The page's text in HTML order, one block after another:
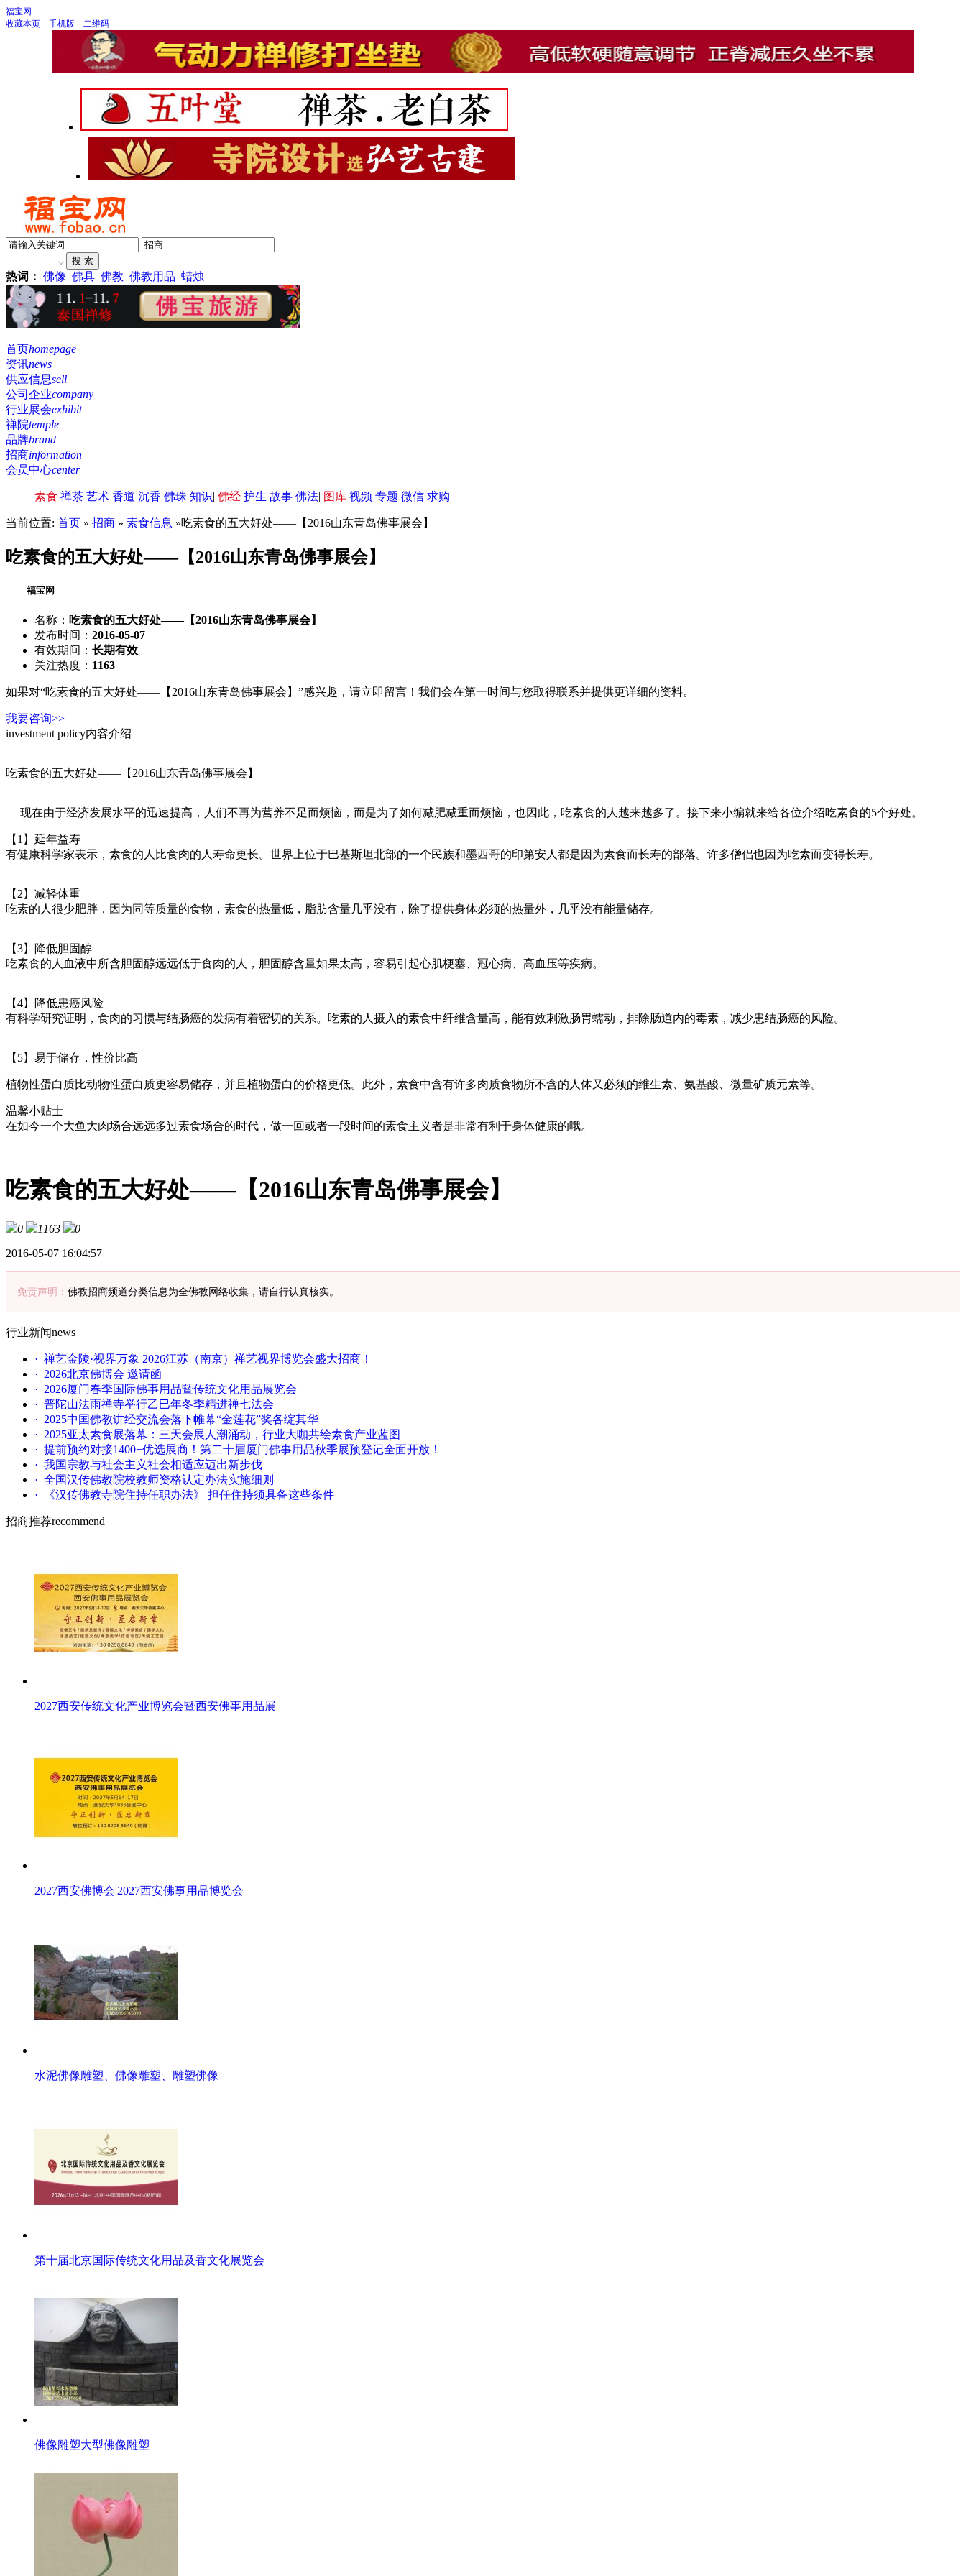
福宝网
收藏本页
手机版 二维码
热词： 佛像 佛具 佛教 佛教用品 蜡烛
首页homepage
资讯news
供应信息sell
公司企业company
行业展会exhibit
禅院temple
品牌brand
招商information
会员中心center
素食 禅茶 艺术 香道 沉香 佛珠 知识| 佛经 护生 故事 佛法| 图库 视频 专题 微信 求购
当前位置: 首页 » 招商 » 素食信息 »吃素食的五大好处——【2016山东青岛佛事展会】
吃素食的五大好处——【2016山东青岛佛事展会】
—— 福宝网 ——
名称： 吃素食的五大好处——【2016山东青岛佛事展会】
发布时间： 2016-05-07
有效期间： 长期有效
关注热度： 1163
如果对“吃素食的五大好处——【2016山东青岛佛事展会】 ”感兴趣，请立即留言！我们会在第一时间与您取得联系并提供更详细的资料。
我要咨询>>
investment policy内容介绍
吃素食的五大好处——【2016山东青岛佛事展会】
现在由于经济发展水平的迅速提高，人们不再为营养不足而烦恼，而是为了如何减肥减重而烦恼，也因此，吃素食的人越来越多了。接下来小编就来给各位介绍吃素食的5个好处。
【1】延年益寿
有健康科学家表示，素食的人比食肉的人寿命更长。世界上位于巴基斯坦北部的一个民族和墨西哥的印第安人都是因为素食而长寿的部落。许多僧侣也因为吃素而变得长寿。
【2】减轻体重
吃素的人很少肥胖，因为同等质量的食物，素食的热量低，脂肪含量几乎没有，除了提供身体必须的热量外，几乎没有能量储存。
【3】降低胆固醇
吃素食的人血液中所含胆固醇远远低于食肉的人，胆固醇含量如果太高，容易引起心肌梗塞、冠心病、高血压等疾病。
【4】降低患癌风险
有科学研究证明，食肉的习惯与结肠癌的发病有着密切的关系。吃素的人摄入的素食中纤维含量高，能有效刺激肠胃蠕动，排除肠道内的毒素，减少患结肠癌的风险。
【5】易于储存，性价比高
植物性蛋白质比动物性蛋白质更容易储存，并且植物蛋白的价格更低。此外，素食中含有许多肉质食物所不含的人体又必须的维生素、氨基酸、微量矿质元素等。
温馨小贴士
在如今一个大鱼大肉场合远远多过素食场合的时代，做一回或者一段时间的素食主义者是非常有利于身体健康的哦。
吃素食的五大好处——【2016山东青岛佛事展会】
0 1163
0
2016-05-07 16:04:57
免责声明： 佛教招商频道分类信息为全佛教网络收集，请自行认真核实。
行业新闻news
· 禅艺金陵·视界万象 2026江苏（南京）禅艺视界博览会盛大招商！
· 2026北京佛博会 邀请函
· 2026厦门春季国际佛事用品暨传统文化用品展览会
· 普陀山法雨禅寺举行乙巳年冬季精进禅七法会
· 2025中国佛教讲经交流会落下帷幕“金莲花”奖各绽其华
· 2025亚太素食展落幕：三天会展人潮涌动，行业大咖共绘素食产业蓝图
· 提前预约对接1400+优选展商！第二十届厦门佛事用品秋季展预登记全面开放！
· 我国宗教与社会主义社会相适应迈出新步伐
· 全国汉传佛教院校教师资格认定办法实施细则
· 《汉传佛教寺院住持任职办法》 担任住持须具备这些条件
招商推荐recommend
2027西安传统文化产业博览会暨西安佛事用品展
2027西安佛博会|2027西安佛事用品博览会
水泥佛像雕塑、佛像雕塑、雕塑佛像
第十届北京国际传统文化用品及香文化展览会
佛像雕塑大型佛像雕塑